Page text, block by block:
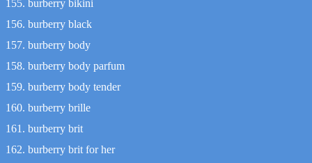
burberry bikini
burberry black
burberry body
burberry body parfum
burberry body tender
burberry brille
burberry brit
burberry brit for her